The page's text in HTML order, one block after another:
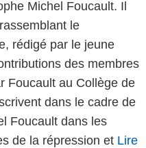
Michel Foucault. Il
le
rédigé par le jeune
des membres
Foucault au Collège de
dans le cadre de
Foucault dans les
de la répression et Lire